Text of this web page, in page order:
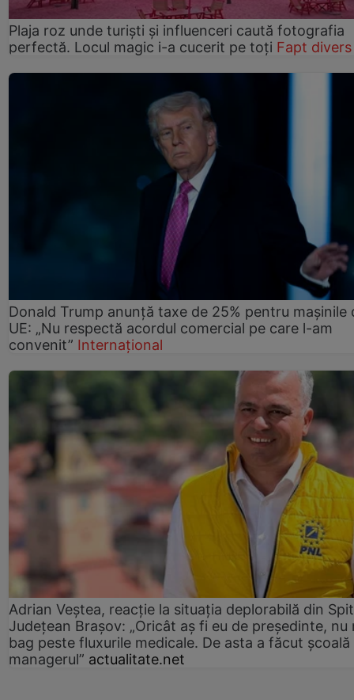
Plaja roz unde turiști și influenceri caută fotografia
perfectă. Locul magic i-a cucerit pe toți Fapt divers
Donald Trump anunță taxe de 25% pentru mașinile
UE: „Nu respectă acordul comercial pe care l-am
convenit” Internațional
Adrian Veștea, reacție la situația deplorabilă din
Județean Brașov: „Oricât aș fi eu de președinte, nu
bag peste fluxurile medicale. De asta a făcut școală
managerul” actualitate.net